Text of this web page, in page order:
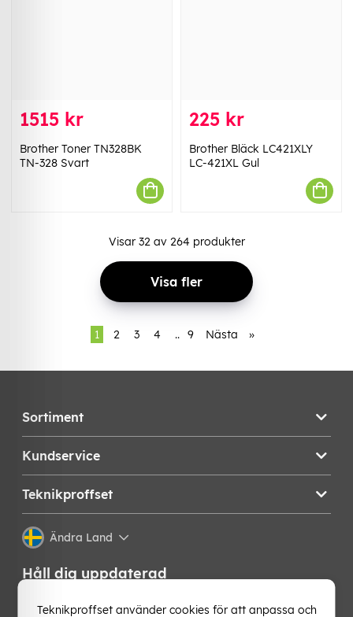
1515 kr
Brother Toner TN328BK
TN-328 Svart
225 kr
Brother Bläck LC421XLY
LC-421XL Gul
Visar 32av 264 produkter
Visa fler
1 2 3 4 .. 9 Nästa »
Sortiment
Kundservice
Teknikproffset
Ändra Land
Håll dig uppdaterad
Få de senaste nyheterna, hetaste erbjudandena och
Teknikproffset använder cookies för att anpassa och